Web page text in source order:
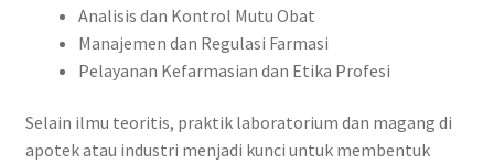
Analisis dan Kontrol Mutu Obat
Manajemen dan Regulasi Farmasi
Pelayanan Kefarmasian dan Etika Profesi
Selain ilmu teoritis, praktik laboratorium dan magang di
apotek atau industri menjadi kunci untuk membentuk